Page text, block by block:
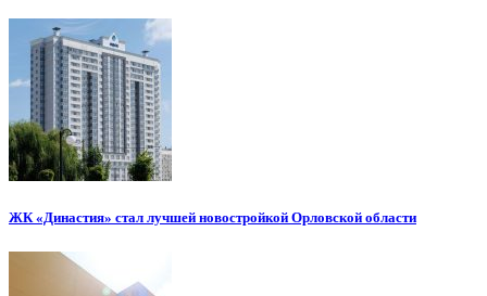
ЖК «Династия» стал лучшей новостройкой Орловской области